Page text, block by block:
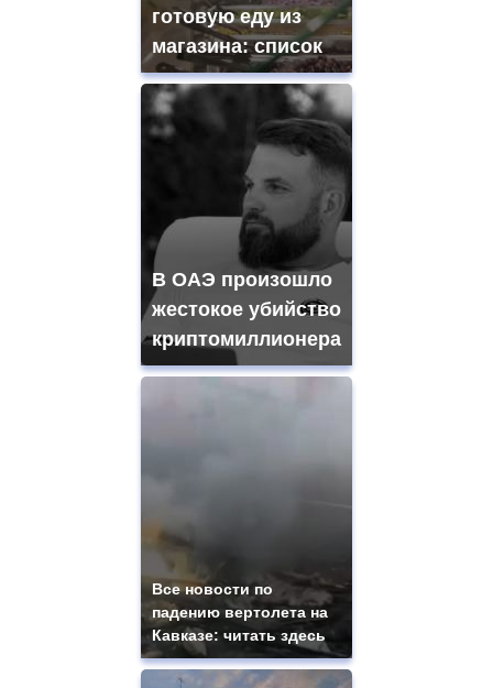
готовую еду из
магазина: список
В ОАЭ произошло
жестокое убийство
криптомиллионера
Все новости по
падению вертолета на
Кавказе: читать здесь